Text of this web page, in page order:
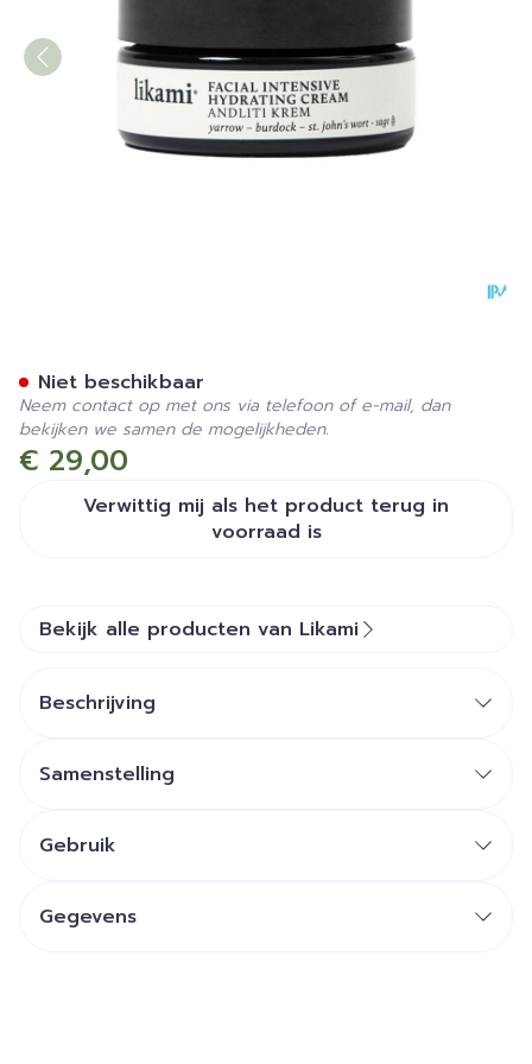
€ 29,00
Verwittig mij als het product terug in
voorraad is
Niet beschikbaar
Neem contact op met ons via telefoon of e-mail, dan
bekijken we samen de mogelijkheden.
Bekijk alle producten van Likami
Beschrijving
Samenstelling
Gebruik
Gegevens